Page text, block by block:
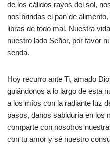
de los cálidos rayos del sol,
nos brindas el pan de
libras de todo mal. Nuestra
nuestro lado Señor, por favor
senda.
Hoy recurro ante Ti, amado
guiándonos a lo largo de esta
a los míos con la radiante luz
pasos, danos sabiduría en los
comparte con nosotros
con tu amor y sé nuestro